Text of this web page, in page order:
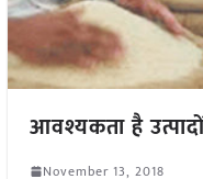
आवश्यकता है
November 13, 2018